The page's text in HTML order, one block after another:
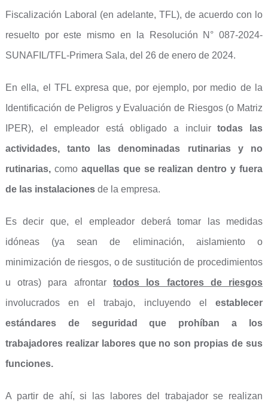
Fiscalización Laboral (en adelante, TFL), de acuerdo con lo
resuelto por este mismo en la Resolución N° 087-2024-
SUNAFIL/TFL-Primera Sala, del 26 de enero de 2024.
En ella, el TFL expresa que, por ejemplo, por medio de la
Identificación de Peligros y Evaluación de Riesgos (o Matriz
IPER), el empleador está obligado a incluirtodas las
actividades, tanto las denominadas rutinarias y no
rutinarias, como aquellas que se realizan dentro y fuera
de las instalaciones de la empresa.
Es decir que, el empleador deberá tomar las medidas
idóneas (ya sean de eliminación, aislamiento o
minimización de riesgos, o de sustitución de procedimientos
u otras) para afrontar todos los factores de riesgos
involucrados en el trabajo, incluyendo elestablecer
estándares de seguridad que prohíban a los
trabajadores realizar labores que no son propias de sus
funciones.
A partir de ahí, si las labores del trabajador se realizan